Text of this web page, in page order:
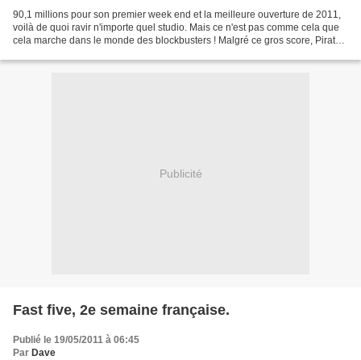
90,1 millions pour son premier week end et la meilleure ouverture de 2011,
voilà de quoi ravir n'importe quel studio. Mais ce n'est pas comme cela que
cela marche dans le monde des blockbusters ! Malgré ce gros score, Pirates
Publicité
Fast five, 2e semaine française.
Publié le 19/05/2011 à 06:45
Par Dave